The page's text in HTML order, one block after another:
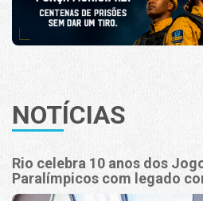
NOTÍCIAS
Rio celebra 10 anos dos
Paralímpicos com legado